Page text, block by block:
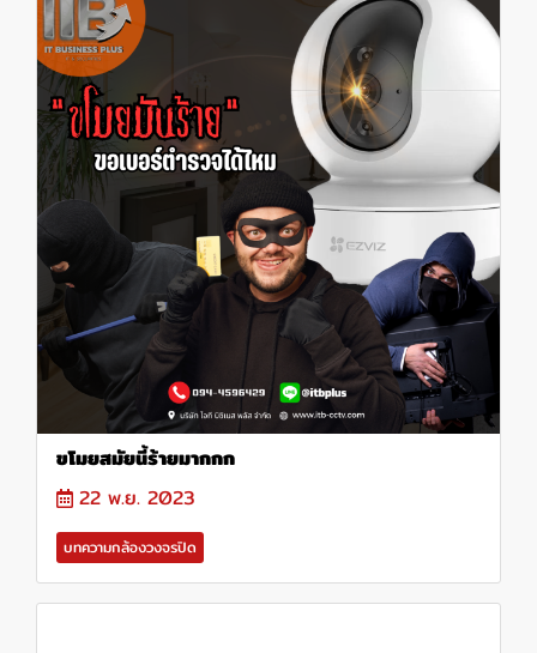
ขโมยสมัยนี้ร้ายมากกก
22 พ.ย. 2023
บทความกล้องวงจรปิด